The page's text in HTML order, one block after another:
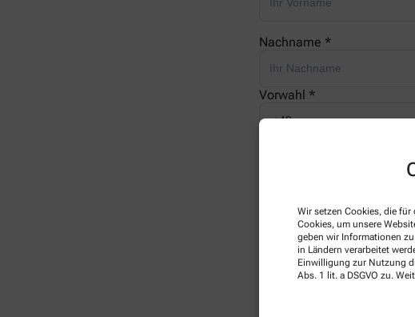
Wir setzen Cookies, die
Cookies, um unsere
geben wir Informationen
in Ländern verarbeitet
Einwilligung zur Nutzung
Abs. 1 lit. a DSGVO zu.
Nachname *
Vorwahl *
E-Mail *
Ihre Nachricht *